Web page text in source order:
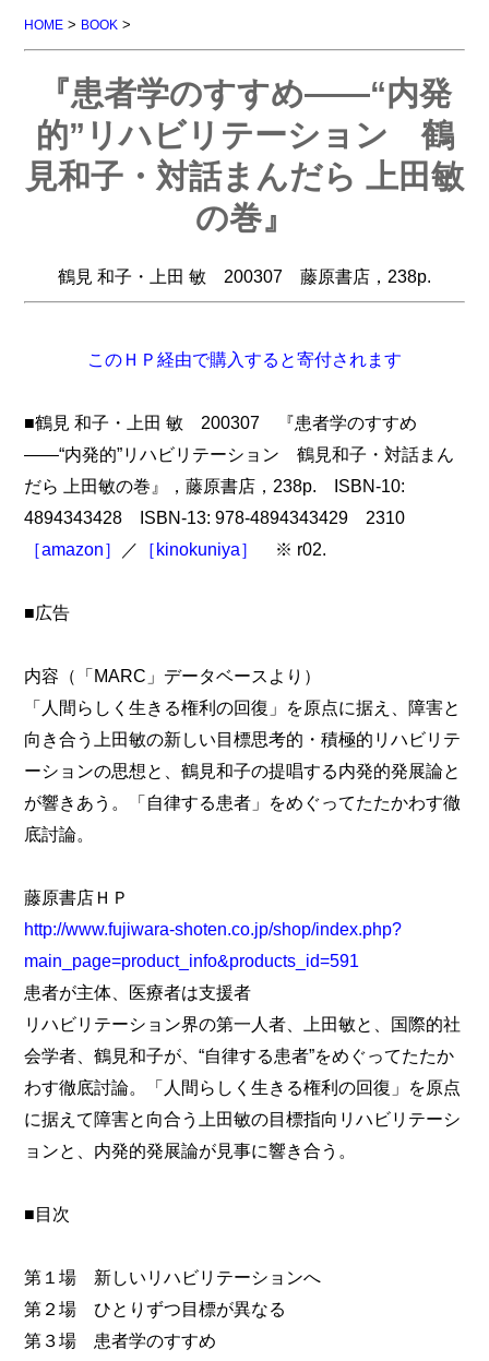
HOME > BOOK >
『患者学のすすめ――“内発
的”リハビリテーション 鶴
見和子・対話まんだら 上田敏
の巻』
鶴見 和子・上田 敏 200307 藤原書店，238p.
このＨＰ経由で購入すると寄付されます
■鶴見 和子・上田 敏 200307 『患者学のすすめ
――“内発的”リハビリテーション 鶴見和子・対話まん
だら 上田敏の巻』，藤原書店，238p. ISBN-10:
4894343428 ISBN-13: 978-4894343429 2310
［amazon］
／ ［kinokuniya］ ※ r02.
■広告
内容（「MARC」データベースより）
「人間らしく生きる権利の回復」を原点に据え、障害と
向き合う上田敏の新しい目標思考的・積極的リハビリテ
ーションの思想と、鶴見和子の提唱する内発的発展論と
が響きあう。「自律する患者」をめぐってたたかわす徹
底討論。
藤原書店ＨＰ
http://www.fujiwara-shoten.co.jp/shop/index.php?
main_page=product_info&products_id=591
患者が主体、医療者は支援者
リハビリテーション界の第一人者、上田敏と、国際的社
会学者、鶴見和子が、“自律する患者”をめぐってたたか
わす徹底討論。「人間らしく生きる権利の回復」を原点
に据えて障害と向合う上田敏の目標指向リハビリテーシ
ョンと、内発的発展論が見事に響き合う。
■目次
第１場 新しいリハビリテーションへ
第２場 ひとりずつ目標が異なる
第３場 患者学のすすめ